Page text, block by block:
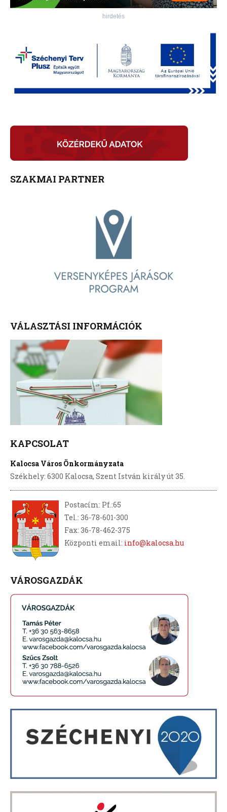
hirdetés
SZAKMAI PARTNER
VÁLASZTÁSI INFORMÁCIÓK
KAPCSOLAT
Kalocsa Város Önkormányzata
Székhely: 6300 Kalocsa, Szent István király út 35.
Postacím: Pf.:65
Tel.: 36-78-601-300
Fax: 36-78-462-375
Központi email: info@kalocsa.hu
VÁROSGAZDÁK